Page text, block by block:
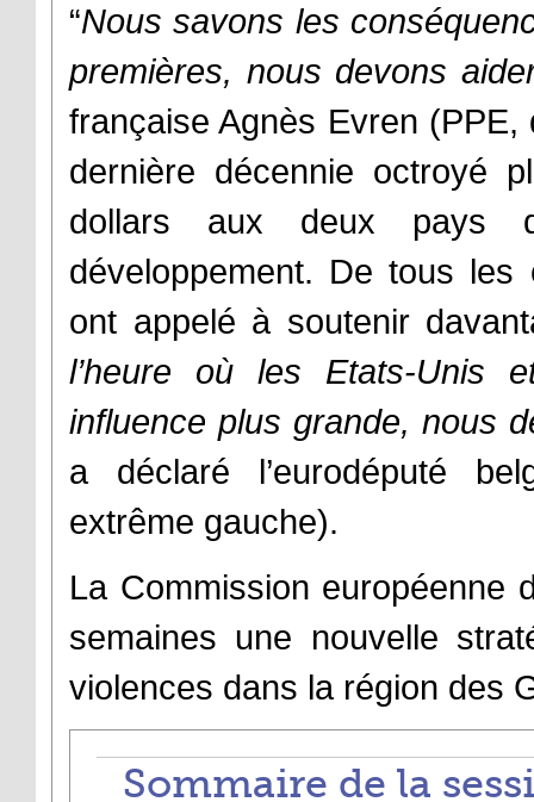
“Nous savons les
premières, nous devons
française Agnès Evren (PPE,
dernière décennie octroyé
dollars aux deux pays
développement. De tous les
ont appelé à soutenir
l’heure où les Etats-Unis
influence plus grande, nous
a déclaré l’eurodéputé
extrême gauche).
La Commission européenne
semaines une nouvelle
violences dans la région des
Sommaire de la